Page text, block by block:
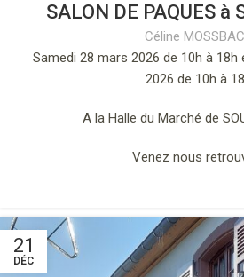
SALON DE PAQUES
Céline
Samedi 28 mars 2026 de 10h à 18h
2026 de 10h à
A la Halle du Marché de
Venez nous
21
DÉC